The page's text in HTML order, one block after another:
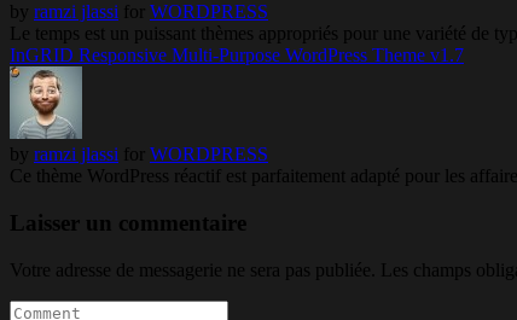
by ramzi jlassi for WORDPRESS
Le temps est un puissant thèmes appropriés pour une variété de
InGRID Responsive Multi-Purpose WordPress Theme v1.7
by ramzi jlassi for WORDPRESS
Ce thème WordPress réactif est parfaitement adapté pour les
Laisser un commentaire
Votre adresse de messagerie ne sera pas publiée. Les champs